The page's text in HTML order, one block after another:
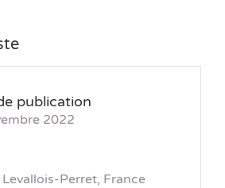
publication
2022
Perret, France